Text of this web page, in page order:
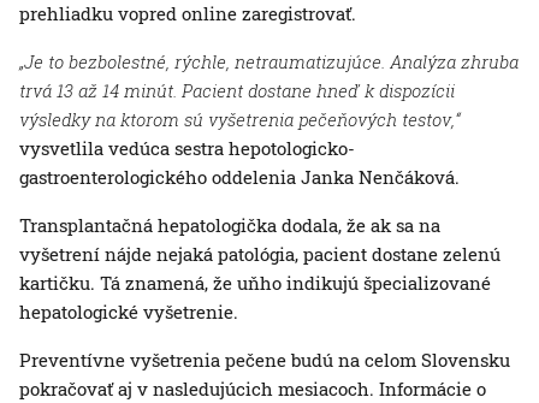
prehliadku vopred online zaregistrovať.
„Je to bezbolestné, rýchle, netraumatizujúce. Analýza zhruba
trvá 13 až 14 minút. Pacient dostane hneď k dispozícii
výsledky na ktorom sú vyšetrenia pečeňových testov,“
vysvetlila vedúca sestra hepotologicko-
gastroenterologického oddelenia Janka Nenčáková.
Transplantačná hepatologička dodala, že ak sa na
vyšetrení nájde nejaká patológia, pacient dostane zelenú
kartičku. Tá znamená, že uňho indikujú špecializované
hepatologické vyšetrenie.
Preventívne vyšetrenia pečene budú na celom Slovensku
pokračovať aj v nasledujúcich mesiacoch. Informácie o